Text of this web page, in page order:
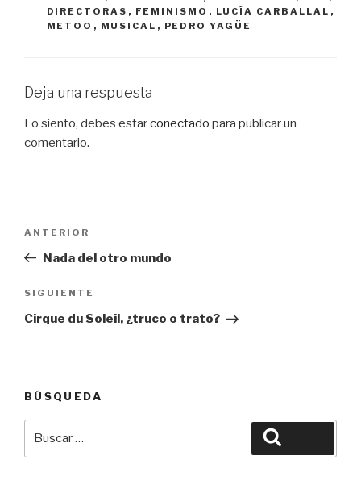
DIRECTORAS , FEMINISMO , LUCÍA CARBALLAL ,
METOO , MUSICAL , PEDRO YAGÜE
Deja una respuesta
Lo siento, debes estarconectado para publicar un
comentario.
entradas
Entrada
anterior:
ANTERIOR
Nada del otro mundo
Siguiente
entrada
SIGUIENTE
Cirque du Soleil, ¿truco o trato?
BÚSQUEDA